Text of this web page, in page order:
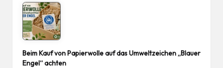
Beim Kauf von Papierwolle auf das Umweltzeichen „Blauer
Engel“ achten